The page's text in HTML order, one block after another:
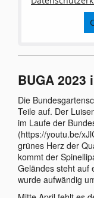
BUGA
Die
Teile auf. Der
im Laufe der
(https://youtu.be/
grünes Herz der
kommt der
Geländes steht auf
wurde aufwändig